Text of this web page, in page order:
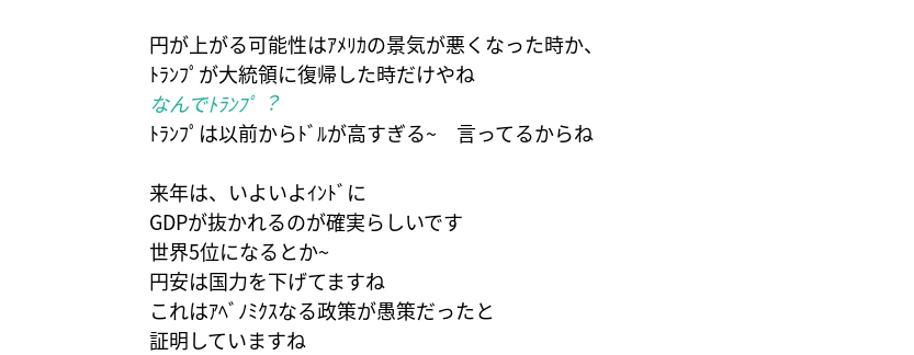
円が上がる可能性はｱﾒﾘｶの景気が悪くなった時か、
ﾄﾗﾝﾌﾟが大統領に復帰した時だけやね
なんでﾄﾗﾝﾌﾟ︖
ﾄﾗﾝﾌﾟは以前からﾄﾞﾙが高すぎる~ 言ってるからね
来年は、いよいよｲﾝﾄﾞに
GDPが抜かれるのが確実らしいです
世界5位になるとか~
円安は国力を下げてますね
これはｱﾍﾞﾉﾐｸｽなる政策が愚策だったと
証明していますね